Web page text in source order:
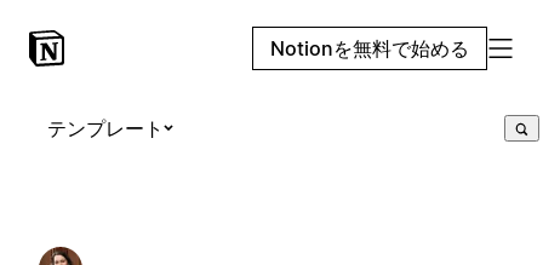
Notionを無料で始める
テンプレート